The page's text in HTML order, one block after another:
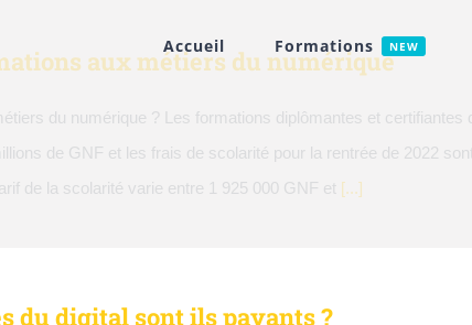
Accueil Formations NEW
aux métiers du numérique
du numérique ? Les formations diplômantes et
de GNF et les frais de scolarité pour la rentrée de 2022
de la scolarité varie entre 1 925 000 GNF et [...]
du digital sont ils payants ?